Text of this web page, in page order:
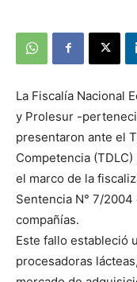
La Fiscalía Nacional
y Prolesur -
presentaron ante el
Competencia
el marco de la
Sentencia N° 7/
compañías.
Este fallo estableció
procesadoras